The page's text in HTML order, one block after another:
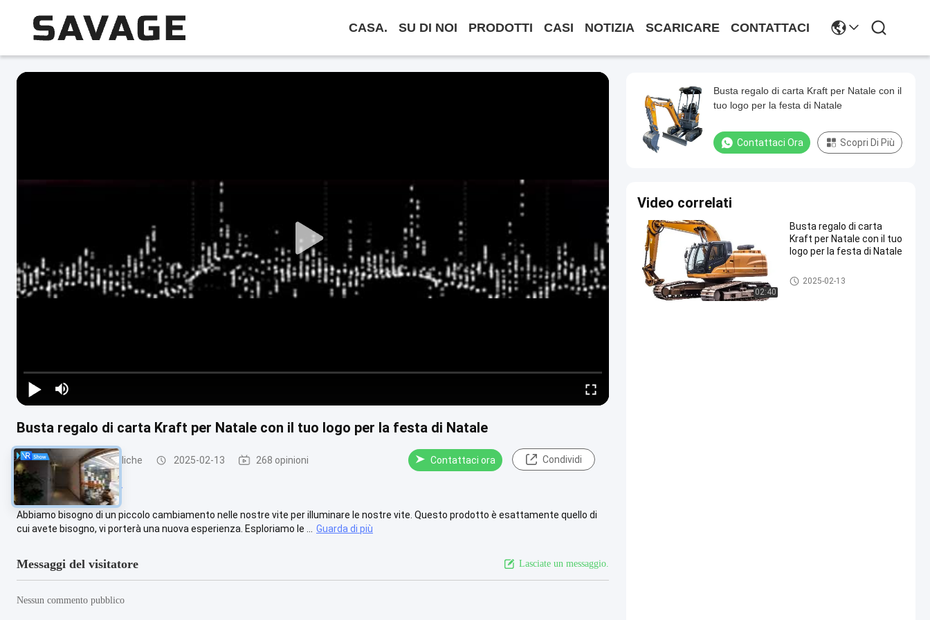
CASA. SU DI NOI PRODOTTI CASI NOTIZIA SCARICARE CONTATTACI
Busta regalo di carta Kraft per Natale con il tuo logo per la festa di Natale
Parti di cornici metalliche 2025-02-13 268 opinioni Contattaci ora Condividi
# Xmas Decorative Party
Abbiamo bisogno di un piccolo cambiamento nelle nostre vite per illuminare le nostre vite. Questo prodotto è esattamente quello di
cui avete bisogno, vi porterà una nuova esperienza. Esploriamo le ...
Guarda di più
Messaggi del visitatore Lasciate un messaggio.
Nessun commento pubblico
Busta regalo di carta Kraft per Natale con il
tuo logo per la festa di Natale
Contattaci Ora Scopri Di Più
Video correlati
02:40
Busta regalo di carta
Kraft per Natale con il tuo
logo per la festa di Natale
Parti di cornici metalliche
2025-02-13